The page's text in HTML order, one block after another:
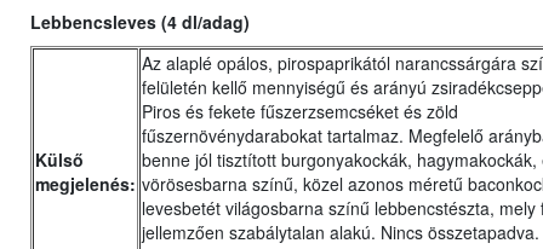
Lebbencsleves (4 dl/adag)
Külső
megjelenés:
Az alaplé opálos, pirospaprikától narancssárgára
felületén kellő mennyiségű és arányú
Piros és fekete fűszerzsemcséket és zöld
fűszernövénydarabokat tartalmaz. Megfelelő
benne jól tisztított burgonyakockák, hagymakockák,
vörösesbarna színű, közel azonos méretű
levesbetét világosbarna színű lebbencstészta, mely
jellemzően szabálytalan alakú. Nincs